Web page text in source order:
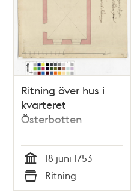
Ritning över hus i
kvarteret
Österbotten
Tid
18 juni 1753
Typ
Ritning